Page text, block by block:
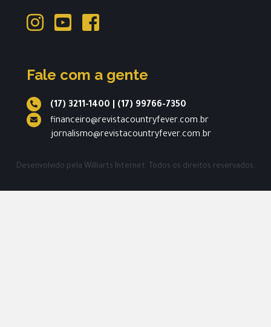
Fale com a gente
(17) 3211-1400
(17) 99766-7350
financeiro@revistacountryfever.com.br
jornalismo@revistacountryfever.com.br
Desenvolvido pela Williarts Internet. Todos os direitos reservados.